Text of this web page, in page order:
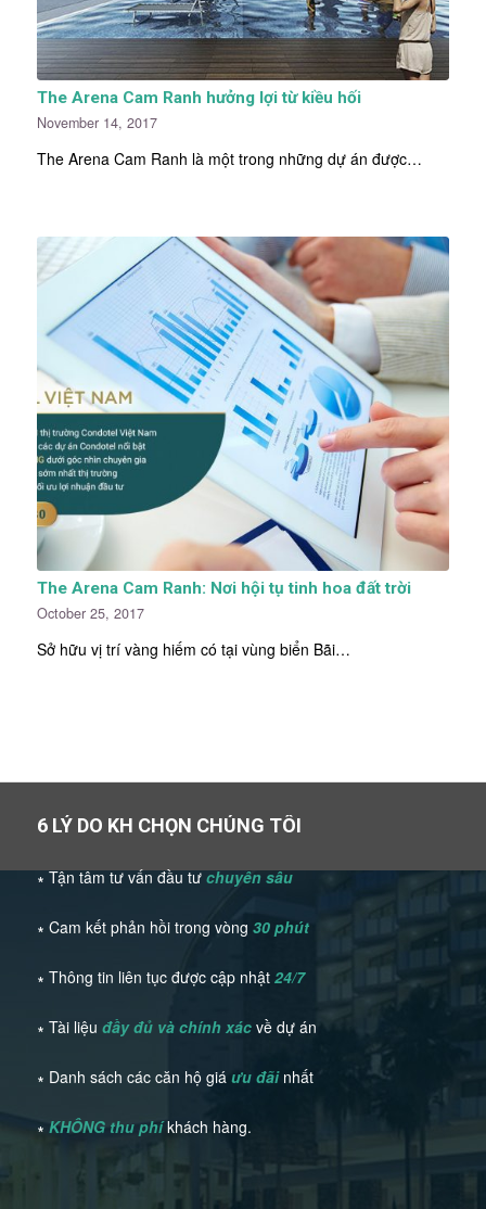
The Arena Cam Ranh hưởng lợi từ kiều hối
November 14, 2017
The Arena Cam Ranh là một trong những dự án được…
The Arena Cam Ranh: Nơi hội tụ tinh hoa đất trời
October 25, 2017
Sở hữu vị trí vàng hiếm có tại vùng biển Bãi…
6 LÝ DO KH CHỌN CHÚNG TÔI
∗ Tận tâm tư vấn đầu tưchuyên sâu
∗ Cam kết phản hồi trong vòng 30 phút
∗ Thông tin liên tục được cập nhật 24/7
∗ Tài liệu đầy đủ và chính xácvề dự án
∗ Danh sách các căn hộ giá ưu đãinhất
∗ KHÔNG thu phíkhách hàng.